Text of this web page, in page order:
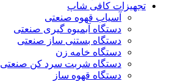
تجهیزات کافی شاپ
آسیاب قهوه صنعتی
دستگاه آبمیوه گیری صنعتی
دستگاه بستنی ساز صنعتی
دستگاه خامه زن
دستگاه شربت سرد کن صنعتی
دستگاه قهوه ساز